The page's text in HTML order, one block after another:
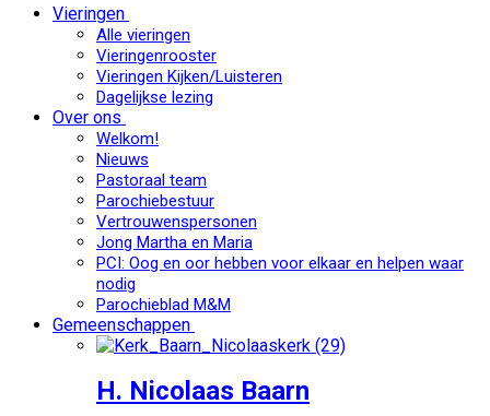
Vieringen
Alle vieringen
Vieringenrooster
Vieringen Kijken/Luisteren
Dagelijkse lezing
Over ons
Welkom!
Nieuws
Pastoraal team
Parochiebestuur
Vertrouwenspersonen
Jong Martha en Maria
PCI: Oog en oor hebben voor elkaar en helpen waar
nodig
Parochieblad M&M
Gemeenschappen
H. Nicolaas Baarn